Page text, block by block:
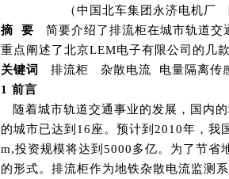
（中国北车集团永济电机厂 陕
摘 要 简要介绍了排流柜在城市轨道交
重点阐述了北京LEM电子有限公司的几
关键词
排流柜 杂散电流 电量隔离传
1 前言
随着城市轨道交通事业的发展，国内
的城市已达到16座。预计到2010年，我
m,投资规模将达到5000多亿。为了节省
的形式。排流柜作为地铁杂散电流监测